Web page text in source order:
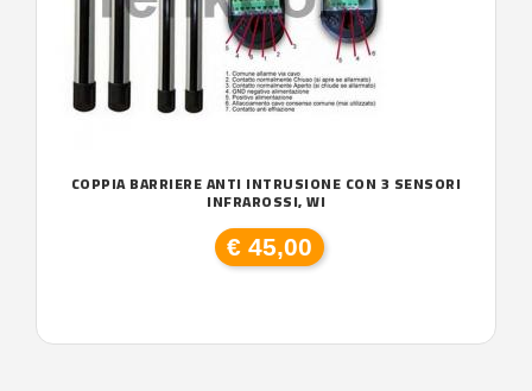
COPPIA BARRIERE ANTI INTRUSIONE CON 3 SENSORI
INFRAROSSI, WI
€ 45,00